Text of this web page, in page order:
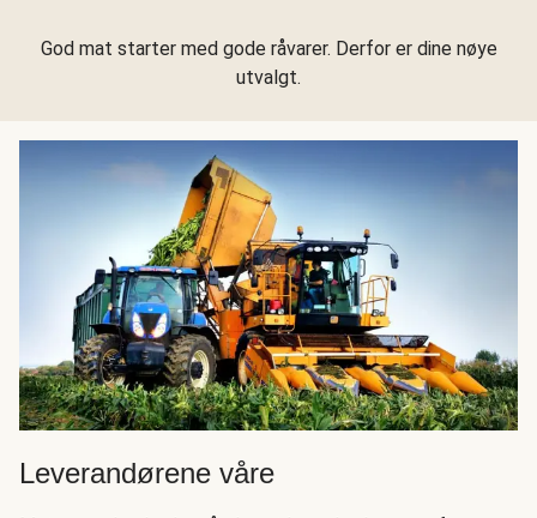
God mat starter med gode råvarer. Derfor er dine nøye
utvalgt.
Leverandørene våre